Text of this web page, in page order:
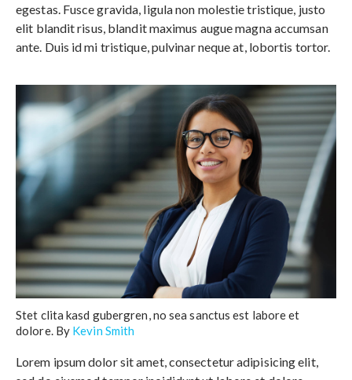
egestas. Fusce gravida, ligula non molestie tristique, justo
elit blandit risus, blandit maximus augue magna accumsan
ante. Duis id mi tristique, pulvinar neque at, lobortis tortor.
Stet clita kasd gubergren, no sea sanctus est labore et
dolore. By Kevin Smith
Lorem ipsum dolor sit amet, consectetur adipisicing elit,